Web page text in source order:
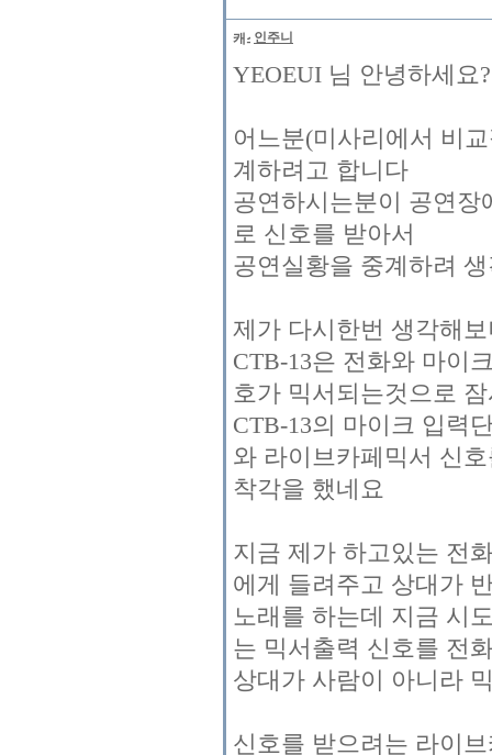
인주니
YEOEUI 님 안녕하세요?
어느분(미사리에서 비
계하려고 합니다
공연하시는분이 공연
로 신호를 받아서
공연실황을 중계하려
제가 다시한번 생각해
CTB-13은 전화와 마이
호가 믹서되는것으로
CTB-13의 마이크 입력
와 라이브카페믹서 신
착각을 했네요
지금 제가 하고있는 전
에게 들려주고 상대가
노래를 하는데 지금 시
는 믹서출력 신호를 전
상대가 사람이 아니라
신호를 받으려는 라이